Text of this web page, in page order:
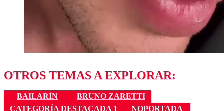
OTROS TEMAS A EXPLORAR:
BAILARÍN
BRUNO ZARETTI
CATEGORÍA DESTACADA 1
NOPORTADA